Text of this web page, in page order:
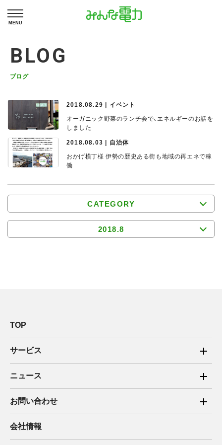
MENU
BLOG
ブログ
2018.08.29 | イベント
オーガニック野菜のランチ会で、エネルギーのお話を
しました
2018.08.03 | 自治体
おかげ横丁様 伊勢の歴史ある街も地域の再エネで稼
働
CATEGORY
2018.8
TOP
サービス
ご家庭向け電力サービス
法人向け脱炭素サービス
住宅用太陽光売電 卒FIT
ニュース
2025年
2024年
お問い合わせ
ご家庭向け電力サービス・卒FIT電気の売電
法人向け脱炭素サービス・新電力向けサービス
会社情報